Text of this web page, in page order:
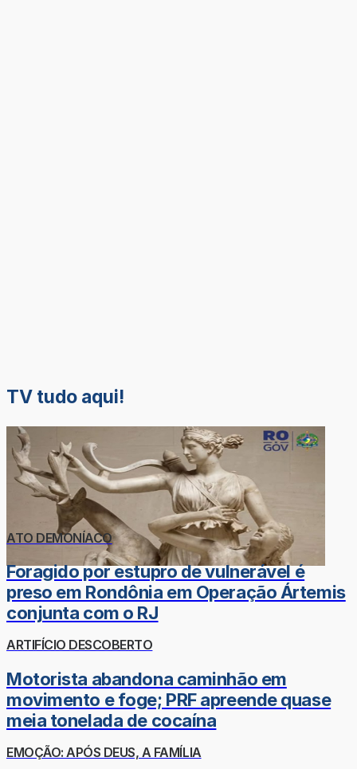
TV tudo aqui!
ATO DEMONÍACO
Foragido por estupro de vulnerável é
preso em Rondônia em Operação Ártemis
conjunta com o RJ
ARTIFÍCIO DESCOBERTO
Motorista abandona caminhão em
movimento e foge; PRF apreende quase
meia tonelada de cocaína
EMOÇÃO: APÓS DEUS, A FAMÍLIA